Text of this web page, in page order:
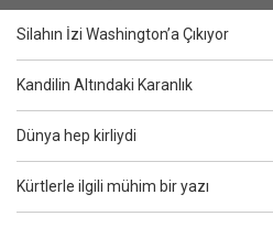
Silahın İzi Washington’a Çıkıyor
Kandilin Altındaki Karanlık
Dünya hep kirliydi
Kürtlerle ilgili mühim bir yazı